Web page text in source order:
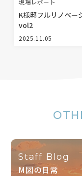
現場レポート
2025.11.05
K様邸フルリノベー
vol2
Staff Blog
M図の日常